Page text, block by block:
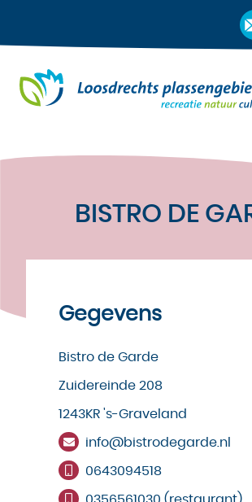
BISTRO DE
Gegevens
Bistro de Garde
Zuidereinde 208
1243KR 's-Graveland
info@bistrodegarde.nl
0643094518